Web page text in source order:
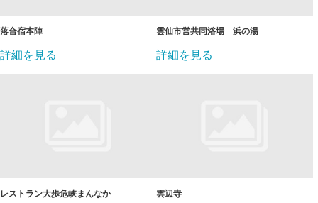
落合宿本陣
詳細を見る
雲仙市営共同浴場 浜の湯
詳細を見る
レストラン大歩危峡まんなか 雲辺寺